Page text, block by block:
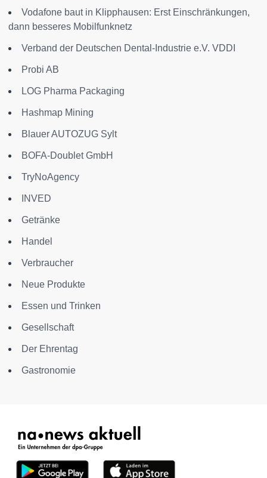
Vodafone baut in Klipphausen: Erst Einschränkungen,
dann besseres Mobilfunknetz
Verband der Deutschen Dental-Industrie e.V. VDDI
Probi AB
LOG Pharma Packaging
Hashmap Mining
Blauer AUTOZUG Sylt
BOFA-Doublet GmbH
TryNoAgency
INVED
Getränke
Handel
Verbraucher
Neue Produkte
Essen und Trinken
Gesellschaft
Der Ehrentag
Gastronomie